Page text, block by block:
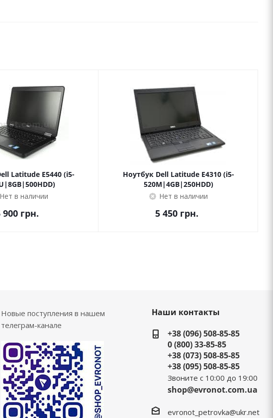
Latitude E5440 (i5-
Нет в наличии
900грн.
Ноутбук Dell Latitude E4310 (i5-
520M|4GB|250HDD)
Нет в наличии
5 450грн.
Новые поступления в нашем
телеграм-канале
Наши контакты
+38 (096) 508-85-85
0 (800) 33-85-85
+38 (073) 508-85-85
+38 (095) 508-85-85
Звоните с 10:00 до 19:00
shop@evronot.com.ua
evronot_petrovka@ukr.net